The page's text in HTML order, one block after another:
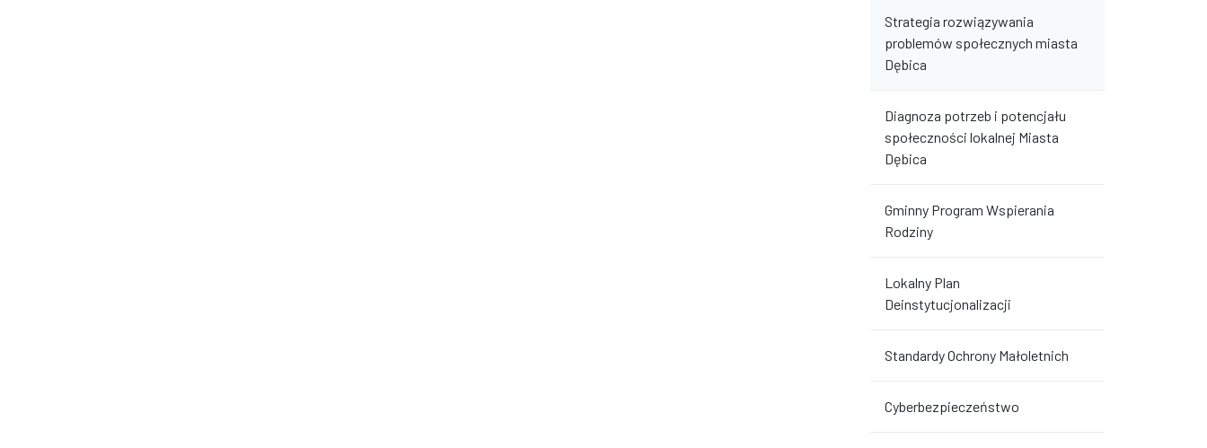
Strategia rozwiązywania
problemów społecznych miasta
Dębica
Diagnoza potrzeb i potencjału
społeczności lokalnej Miasta
Dębica
Gminny Program Wspierania
Rodziny
Lokalny Plan
Deinstytucjonalizacji
Standardy Ochrony Małoletnich
Cyberbezpieczeństwo